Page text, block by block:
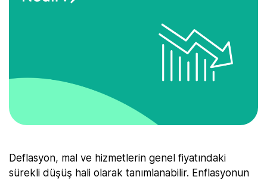
Deflasyon, mal ve hizmetlerin genel fiyatındaki
sürekli düşüş hali olarak tanımlanabilir. Enflasyonun